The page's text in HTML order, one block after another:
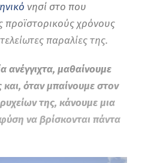
νησί στο που
προϊστορικούς χρόνους
παραλίες της.
ανέγγιχτα, μαθαίνουμε
και, όταν μπαίνουμε στον
της, κάνουμε μια
να βρίσκονται πάντα